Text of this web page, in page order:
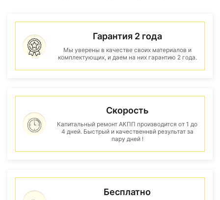
Гарантия 2 года
Мы уверены в качестве своих материалов и
комплектующих, и даем на них гарантию 2 года.
Скорость
Капитальный ремонт АКПП производится от 1 до
4 дней. Быстрый и качественнвй результат за
пару дней !
Бесплатно